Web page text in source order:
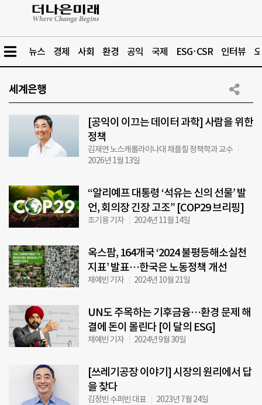
뉴스 경제 사회 환경 공익 국제 ESG·CSR 인터뷰
세계은행
[공익이 이끄는 데이터 과학] 사람을 위한
정책
김재연 노스캐롤라이나대 채플힐 정책학과 교수
2026년 1월 13일
“알리예프 대통령 ‘석유는 신의 선물’ 발
언, 회의장 긴장 고조” [COP29 브리핑]
조기용 기자 2024년 11월 14일
옥스팜, 164개국 ‘2024 불평등해소실천
지표’ 발표…한국은 노동정책 개선
채예빈 기자 2024년 10월 21일
UN도 주목하는 기후금융…환경 문제 해
결에 돈이 몰린다 [이 달의 ESG]
채예빈 기자 2024년 9월 30일
[쓰레기공장 이야기] 시장의 원리에서 답
을 찾다
김정빈 수퍼빈 대표 2023년 7월 24일